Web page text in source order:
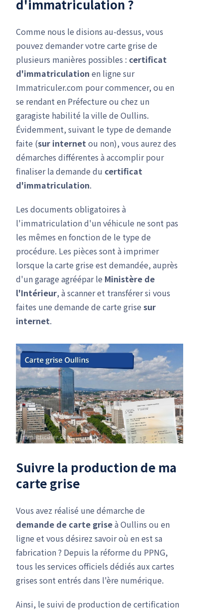
d'immatriculation ?
Comme nous le disions au-dessus, vous
pouvez demander votre carte grise de
plusieurs manières possibles : certificat
d'immatriculation en ligne sur
Immatriculer.com pour commencer, ou en
se rendant en Préfecture ou chez un
garagiste habilité la ville de Oullins.
Évidemment, suivant le type de demande
faite (sur internetou non), vous aurez des
démarches différentes à accomplir pour
finaliser la demande du certificat
d'immatriculation.
Les documents obligatoires à
l'immatriculation d'un véhicule ne sont pas
les mêmes en fonction de le type de
procédure. Les pièces sont à imprimer
lorsque la carte grise est demandée, auprès
d'un garage agréépar le Ministère de
l'Intérieur, à scanner et transférer si vous
faites une demande de carte grise sur
internet.
Suivre la production de ma
carte grise
Vous avez réalisé une démarche de
demande de carte griseà Oullins ou en
ligne et vous désirez savoir où en est sa
fabrication ? Depuis la réforme du PPNG,
tous les services officiels dédiés aux cartes
grises sont entrés dans l'ère numérique.
Ainsi, le suivi de production de certification